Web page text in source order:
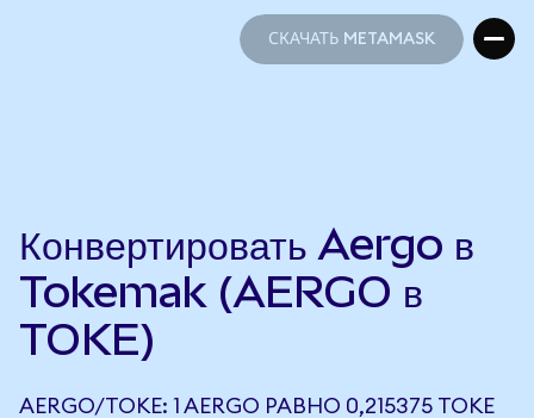
СКАЧАТЬ METAMASK
Конвертировать Aergo в
Tokemak (AERGO в
TOKE)
AERGO/TOKE: 1 AERGO РАВНО 0,215375 TOKE